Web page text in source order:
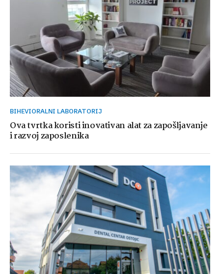
BIHEVIORALNI LABORATORIJ
Ova tvrtka koristi inovativan alat za zapošljavanje
i razvoj zaposlenika